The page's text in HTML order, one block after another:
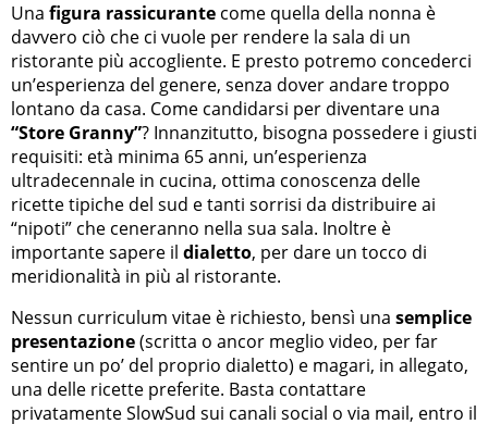
Una figura rassicurante come quella della nonna è
davvero ciò che ci vuole per rendere la sala di un
ristorante più accogliente. E presto potremo concederci
un’esperienza del genere, senza dover andare troppo
lontano da casa. Come candidarsi per diventare una
“Store Granny”? Innanzitutto, bisogna possedere i giusti
requisiti: età minima 65 anni, un’esperienza
ultradecennale in cucina, ottima conoscenza delle
ricette tipiche del sud e tanti sorrisi da distribuire ai
“nipoti” che ceneranno nella sua sala. Inoltre è
importante sapere il dialetto, per dare un tocco di
meridionalità in più al ristorante.
Nessun curriculum vitae è richiesto, bensì una semplice
presentazione(scritta o ancor meglio video, per far
sentire un po’ del proprio dialetto) e magari, in allegato,
una delle ricette preferite. Basta contattare
privatamente SlowSud sui canali social o via mail, entro il